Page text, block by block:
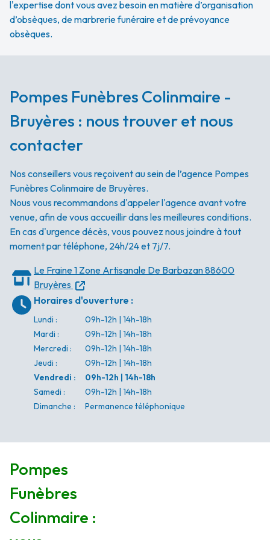
l'expertise dont vous avez besoin en matière d’organisation
d’obsèques, de marbrerie funéraire et de prévoyance
obsèques.
Pompes Funèbres Colinmaire -
Bruyères : nous trouver et nous
contacter
Nos conseillers vous reçoivent au sein de l’agence Pompes
Funèbres Colinmaire de Bruyères.
Nous vous recommandons d'appeler l'agence avant votre
venue, afin de vous accueillir dans les meilleures conditions.
En cas d'urgence décès, vous pouvez nous joindre à tout
moment par téléphone, 24h/24 et 7j/7.
Le Fraine1 Zone Artisanale De Barbazan88600
Bruyères
Horaires d'ouverture :
Lundi :
09h-12h | 14h-18h
Mardi :
09h-12h | 14h-18h
Mercredi :
09h-12h | 14h-18h
Jeudi :
09h-12h | 14h-18h
Vendredi :
09h-12h | 14h-18h
Samedi :
09h-12h | 14h-18h
Dimanche : Permanence téléphonique
Pompes
Funèbres
Colinmaire :